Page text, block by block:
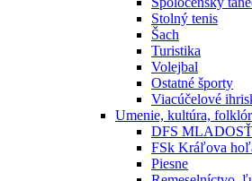
Stolný tenis
Šach
Turistika
Volejbal
Ostatné športy
Viacúčelové
Umenie, kultúra, folklór
DFS MLADOSŤ
FSk Kráľova
Piesne